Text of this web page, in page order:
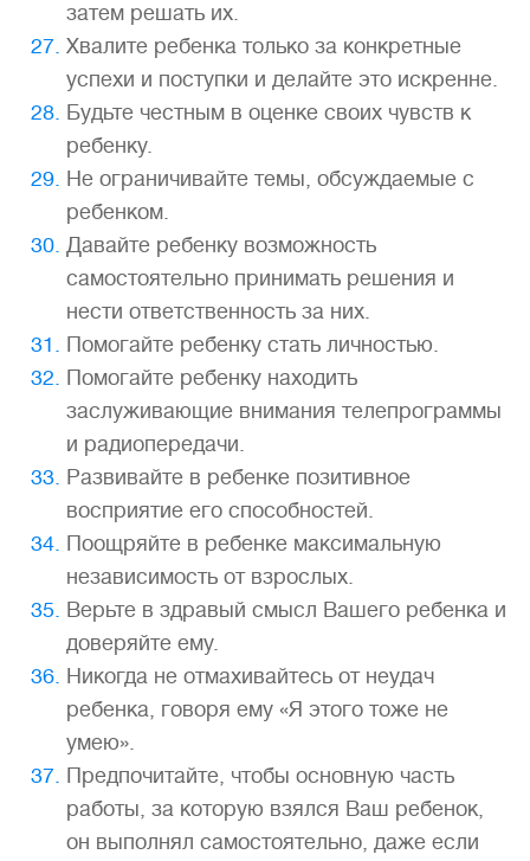
затем решать их.
Хвалите ребенка только за конкретные
успехи и поступки и делайте это искренне.
Будьте честным в оценке своих чувств к
ребенку.
Не ограничивайте темы, обсуждаемые с
ребенком.
Давайте ребенку возможность
самостоятельно принимать решения и
нести ответственность за них.
Помогайте ребенку стать личностью.
Помогайте ребенку находить
заслуживающие внимания телепрограммы
и радиопередачи.
Развивайте в ребенке позитивное
восприятие его способностей.
Поощряйте в ребенке максимальную
независимость от взрослых.
Верьте в здравый смысл Вашего ребенка и
доверяйте ему.
Никогда не отмахивайтесь от неудач
ребенка, говоря ему «Я этого тоже не
умею».
Предпочитайте, чтобы основную часть
работы, за которую взялся Ваш ребенок,
он выполнял самостоятельно, даже если